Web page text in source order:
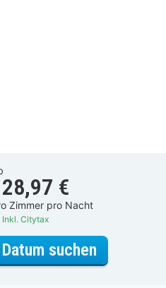
€
Zimmer pro Nacht
Inkl. Citytax
Datum suchen